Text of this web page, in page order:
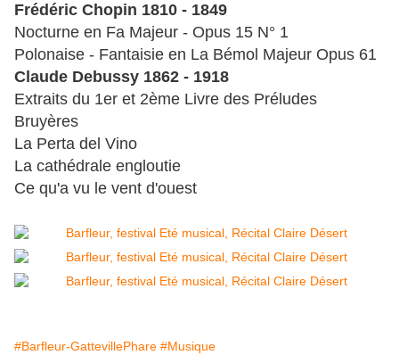
Frédéric Chopin 1810 - 1849
Nocturne en Fa Majeur - Opus 15 N° 1
Polonaise - Fantaisie en La Bémol Majeur Opus 61
Claude Debussy 1862 - 1918
Extraits du 1er et 2ème Livre des Préludes
Bruyères
La Perta del Vino
La cathédrale engloutie
Ce qu'a vu le vent d'ouest
#Barfleur-GattevillePhare #Musique